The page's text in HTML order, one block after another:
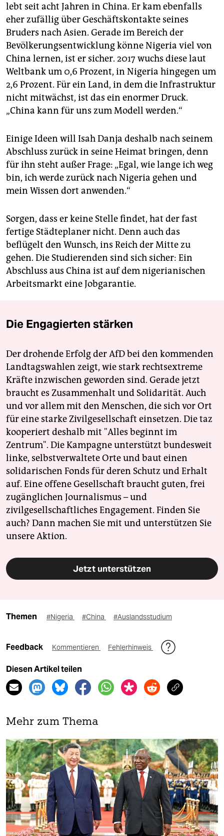
lebt seit acht Jahren in China. Er kam ebenfalls
eher zufällig über Geschäftskontakte seines
Bruders nach Asien. Gerade im Bereich der
Bevölkerungsentwicklung könne Nigeria viel von
China lernen, ist er sicher. 2017 wuchs diese laut
Weltbank um 0,6 Prozent, in Nigeria hingegen um
2,6 Prozent. Für ein Land, in dem die Infrastruktur
nicht mitwächst, ist das ein enormer Druck.
„China kann für uns zum Modell werden.“
Einige Ideen will Isah Danja deshalb nach seinem
Abschluss zurück in seine Heimat bringen, denn
für ihn steht außer Frage: „Egal, wie lange ich weg
bin, ich werde zurück nach Nigeria gehen und
mein Wissen dort anwenden.“
Sorgen, dass er keine Stelle findet, hat der fast
fertige Städteplaner nicht. Denn auch das
beflügelt den Wunsch, ins Reich der Mitte zu
gehen. Die Studierenden sind sich sicher: Ein
Abschluss aus China ist auf dem nigerianischen
Arbeitsmarkt eine Jobgarantie.
Die Engagierten stärken
Der drohende Erfolg der AfD bei den kommenden
Landtagswahlen zeigt, wie stark rechtsextreme
Kräfte inzwischen geworden sind. Gerade jetzt
braucht es Zusammenhalt und Solidarität. Auch
und vor allem mit den Menschen, die sich vor Ort
für eine starke Zivilgesellschaft einsetzen. Die taz
kooperiert deshalb mit "Alles beginnt im
Zentrum". Die Kampagne unterstützt bundesweit
linke, selbstverwaltete Orte und baut einen
solidarischen Fonds für deren Schutz und Erhalt
auf. Eine offene Gesellschaft braucht guten, frei
zugänglichen Journalismus – und
zivilgesellschaftliches Engagement. Finden Sie
auch? Dann machen Sie mit und unterstützen Sie
unsere Aktion.
Jetzt unterstützen
Themen #Nigeria #China #Auslandsstudium
Feedback Kommentieren Fehlerhinweis
Diesen Artikel teilen
Mehr zum Thema